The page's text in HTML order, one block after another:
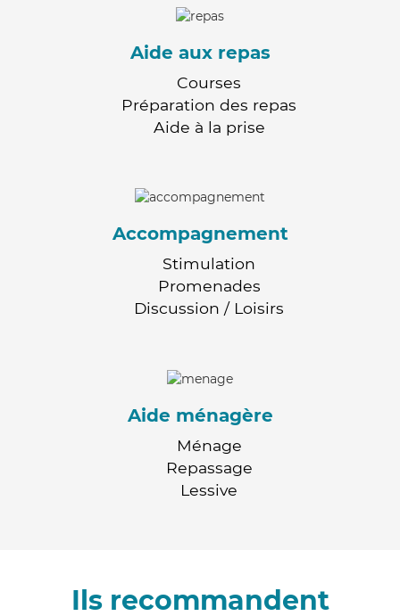
Aide aux repas
Courses
Préparation des repas
Aide à la prise
Accompagnement
Stimulation
Promenades
Discussion / Loisirs
Aide ménagère
Ménage
Repassage
Lessive
Ils recommandent